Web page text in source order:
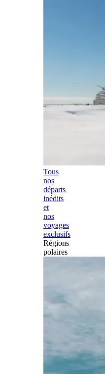
Tous
nos
départs
inédits
et
nos
voyages
exclusifs
Régions
polaires